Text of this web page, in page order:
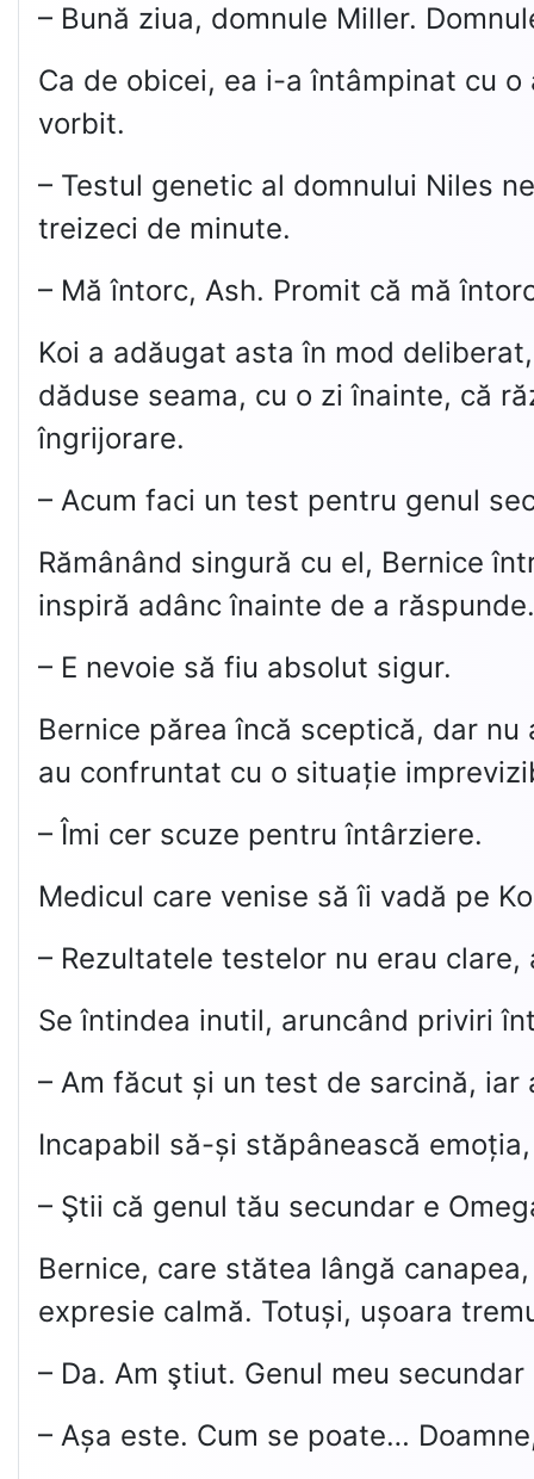
– Bună ziua, domnule Miller.
Ca de obicei, ea i-a întâmpinat cu
vorbit.
– Testul genetic al domnului Niles
treizeci de minute.
– Mă întorc, Ash. Promit că mă
Koi a adăugat asta în mod
dăduse seama, cu o zi înainte, că
îngrijorare.
– Acum faci un test pentru genul
Rămânând singură cu el, Bernice
inspiră adânc înainte de a răspunde.
– E nevoie să fiu absolut sigur.
Bernice părea încă sceptică, dar
au confruntat cu o situație
– Îmi cer scuze pentru întârziere.
Medicul care venise să îi vadă pe
– Rezultatele testelor nu erau
Se întindea inutil, aruncând priviri
– Am făcut și un test de sarcină,
Incapabil să-și stăpânească
– Ştii că genul tău secundar e
Bernice, care stătea lângă
expresie calmă. Totuși, ușoara
– Da. Am ştiut. Genul meu
– Așa este. Cum se poate…